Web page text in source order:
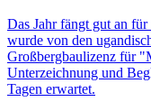
Das Jahr fängt gut an
wurde von den
Großbergbaulizenz für
Unterzeichnung und
Tagen erwartet.